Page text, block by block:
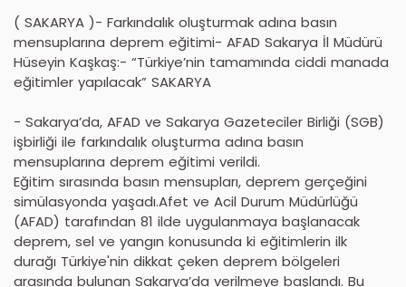
( SAKARYA )- Farkındalık oluşturmak adına basın
mensuplarına deprem eğitimi- AFAD Sakarya İl Müdürü
Hüseyin Kaşkaş:- “Türkiye’nin tamamında ciddi manada
eğitimler yapılacak” SAKARYA
- Sakarya’da, AFAD ve Sakarya Gazeteciler Birliği (SGB)
işbirliği ile farkındalık oluşturma adına basın
mensuplarına deprem eğitimi verildi.
Eğitim sırasında basın mensupları, deprem gerçeğini
simülasyonda yaşadı.Afet ve Acil Durum Müdürlüğü
(AFAD) tarafından 81 ilde uygulanmaya başlanacak
deprem, sel ve yangın konusunda ki eğitimlerin ilk
durağı Türkiye'nin dikkat çeken deprem bölgeleri
arasında bulunan Sakarya’da verilmeye başlandı. Bu